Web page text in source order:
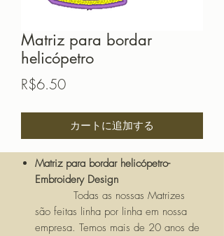
Matriz para bordar
helicópetro
R$6.50価
カートに追加する
Matriz para bordar helicópetro-
Embroidery Design
Todas as nossas Matrizes
são feitas linha por linha em nossa
empresa. Temos mais de 20 anos de